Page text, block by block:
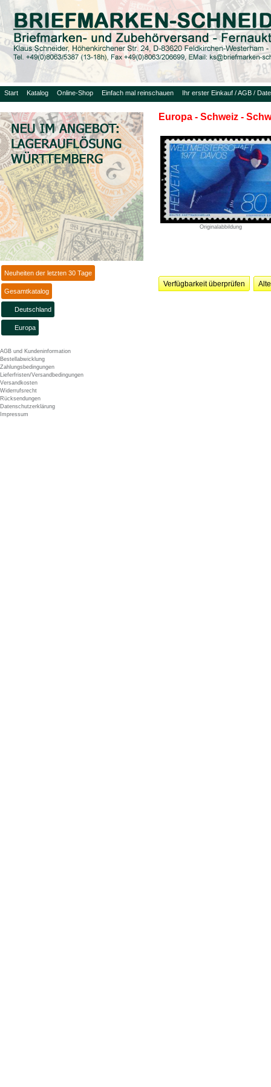
Start Katalog Online-Shop Einfach mal reinschauen Ihr erster Einkauf / AGB /
Neuheiten der letzten 30 Tage
Gesamtkatalog
Deutschland
Europa
AGB und Kundeninformation
Bestellabwicklung
Zahlungsbedingungen
Lieferfristen/Versandbedingungen
Versandkosten
Widerrufsrecht
Rücksendungen
Datenschutzerklärung
Impressum
Europa - Schweiz -
Originalabbildung
Verfügbarkeit überprüfen